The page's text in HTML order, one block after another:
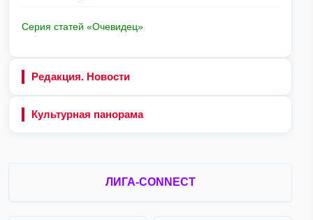
Серия статей «Очевидец»
Редакция. Новости
Культурная панорама
ЛИГА-CONNECT